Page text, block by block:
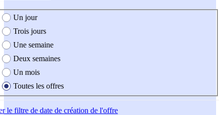
création de l'offre
Un jour
Trois jours
Une semaine
Deux semaines
Un mois
Toutes les offres
le filtre de date de création de l'offre